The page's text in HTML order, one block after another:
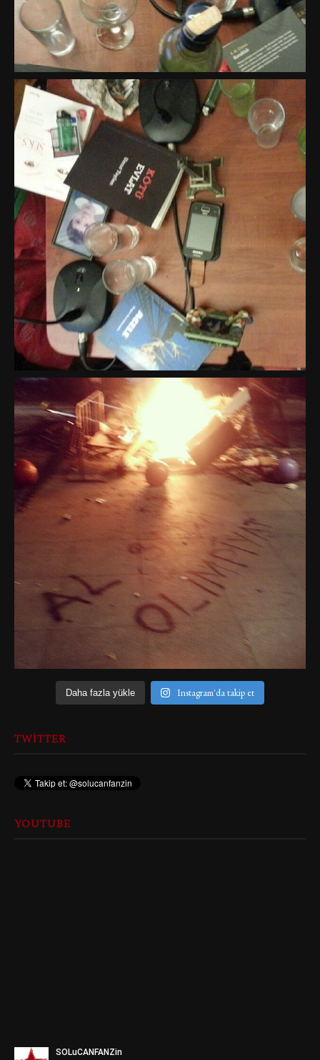
Daha fazla yükle Instagram'da takip et
TWITTER
YOUTUBE